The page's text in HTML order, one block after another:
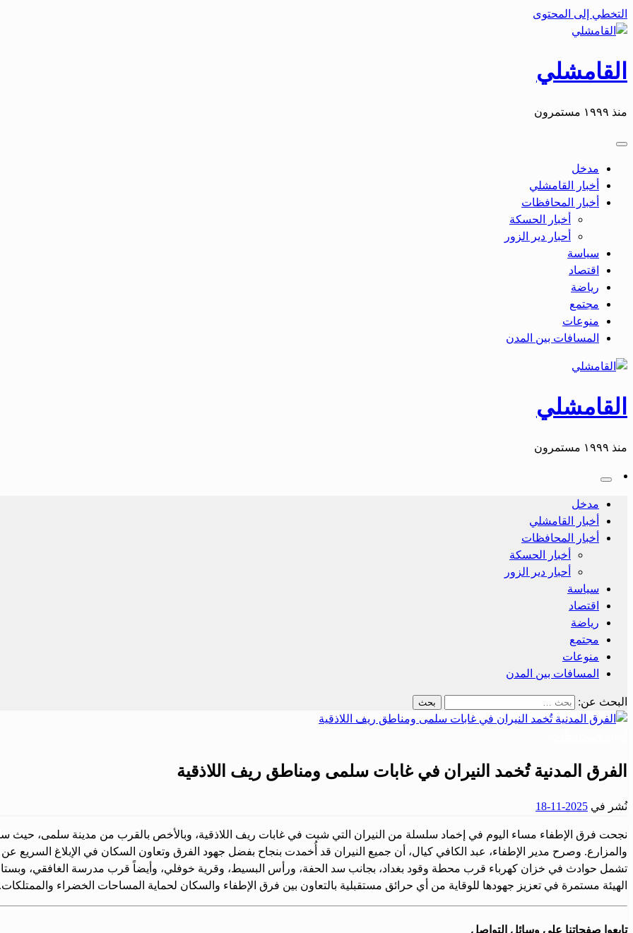
التخطي إلى المحتوى
القامشلي
منذ ١٩٩٩ مستمرون
مدخل
أخبار القامشلي
أخبار المحافظات
أخبار الحسكة
أحبار دير الزور
سياسة
اقتصاد
رياضة
مجتمع
منوعات
المسافات بين المدن
القامشلي
منذ ١٩٩٩ مستمرون
مدخل
أخبار القامشلي
أخبار المحافظات
أخبار الحسكة
أحبار دير الزور
سياسة
اقتصاد
رياضة
مجتمع
منوعات
المسافات بين المدن
البحث عن:
الفرق المدنية تُخمد النيران في غابات سلمى ومناطق ريف اللاذقية
نُشر في 2025-11-18
نجحت فرق الإطفاء مساء اليوم في إخماد سلسلة من النيران التي شبت في غابات ريف اللاذقية، وبالأخص بالقرب من مدينة سلمى، حيث
والمزارع. وصرح مدير الإطفاء، عبد الكافي كيال، أن جميع النيران قد أُخمدت بنجاح بفضل جهود الفرق وتعاون السكان في الإبلاغ السريع
تشمل حوادث في خزان كهرباء قرب محطة وقود بغداد، بجانب سد الحفة، ورأس البسيط، وقرية خوفلي، وأيضاً قرب مدرسة الغافقي،
الهيئة مستمرة في تعزيز جهودها للوقاية من أي حرائق مستقبلية بالتعاون بين فرق الإطفاء والسكان لحماية المساحات الخضراء والممتلكات.
تابعوا صفحاتنا على وسائل التواصل